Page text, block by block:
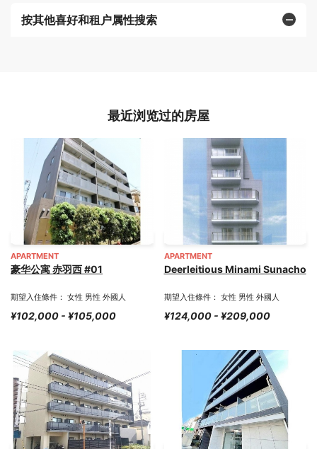
按其他喜好和租户属性搜索
最近浏览过的房屋
APARTMENT
豪华公寓 赤羽西 #01
期望入住條件： 女性 男性 外國人
¥102,000 - ¥105,000
APARTMENT
Deerleitious Minami Sunacho
期望入住條件： 女性 男性 外國人
¥124,000 - ¥209,000